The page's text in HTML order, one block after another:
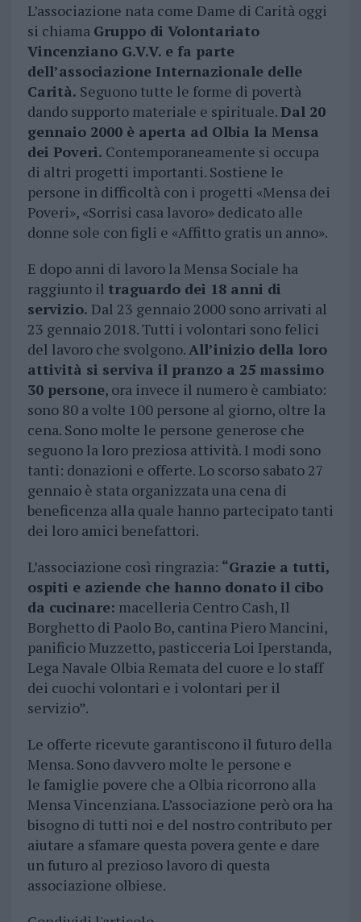
L’associazione nata come Dame di Carità oggi
si chiama Gruppo di Volontariato
Vincenziano G.V.V. e fa parte
dell’associazione Internazionale delle
Carità. Seguono tutte le forme di povertà
dando supporto materiale e spirituale.Dal 20
gennaio 2000 è aperta ad Olbia la Mensa
dei Poveri. Contemporaneamente si occupa
di altri progetti importanti. Sostiene le
persone in difficoltà con i progetti «Mensa dei
Poveri», «Sorrisi casa lavoro» dedicato alle
donne sole con figli e «Affitto gratis un anno».
E dopo anni di lavoro la Mensa Sociale ha
raggiunto il traguardo dei 18 anni di
servizio. Dal 23 gennaio 2000 sono arrivati al
23 gennaio 2018. Tutti i volontari sono felici
del lavoro che svolgono.All’inizio della loro
attività si serviva il pranzo a 25 massimo
30 persone, ora invece il numero è cambiato:
sono 80 a volte 100 persone al giorno, oltre la
cena. Sono molte le persone generose che
seguono la loro preziosa attività. I modi sono
tanti: donazioni e offerte. Lo scorso sabato 27
gennaio è stata organizzata una cena di
beneficenza alla quale hanno partecipato tanti
dei loro amici benefattori.
L’associazione così ringrazia: “Grazie a tutti,
ospiti e aziende che hanno donato il cibo
da cucinare: macelleria Centro Cash, Il
Borghetto di Paolo Bo, cantina Piero Mancini,
panificio Muzzetto, pasticceria Loi Iperstanda,
Lega Navale Olbia Remata del cuore e lo staff
dei cuochi volontari e i volontari per il
servizio”.
Le offerte ricevute garantiscono il futuro della
Mensa. Sono davvero molte le persone e
le famiglie povere che a Olbia ricorrono alla
Mensa Vincenziana. L’associazione però ora ha
bisogno di tutti noi e del nostro contributo per
aiutare a sfamare questa povera gente e dare
un futuro al prezioso lavoro di questa
associazione olbiese.